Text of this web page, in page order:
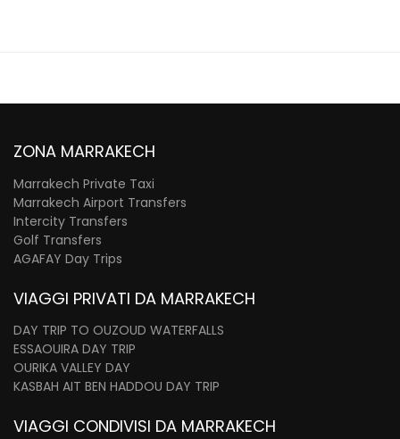
ZONA MARRAKECH
Marrakech Private Taxi
Marrakech Airport Transfers
Intercity Transfers
Golf Transfers
AGAFAY Day Trips
VIAGGI PRIVATI DA MARRAKECH
DAY TRIP TO OUZOUD WATERFALLS
ESSAOUIRA DAY TRIP
OURIKA VALLEY DAY
KASBAH AIT BEN HADDOU DAY TRIP
VIAGGI CONDIVISI DA MARRAKECH